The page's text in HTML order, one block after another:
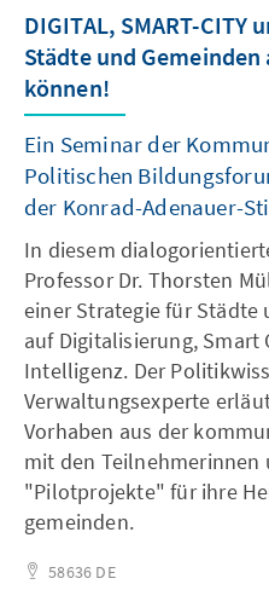
DIGITAL, SMART-CITY
Städte und
können!
Ein Seminar der
Politischen
der Konrad-Adenauer-
In diesem
Professor Dr. Thorsten
einer Strategie für
auf Digitalisierung, Smart
Intelligenz. Der
Verwaltungsexperte
Vorhaben aus der
mit den Teilnehmerinnen
"Pilotprojekte" für ihre
gemeinden.
58636 DE